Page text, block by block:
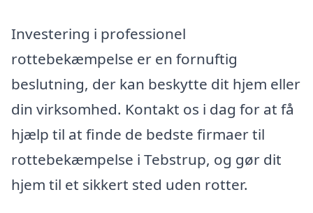
Investering i professionel
rottebekæmpelse er en fornuftig
beslutning, der kan beskytte dit hjem eller
din virksomhed. Kontakt os i dag for at få
hjælp til at finde de bedste firmaer til
rottebekæmpelse i Tebstrup, og gør dit
hjem til et sikkert sted uden rotter.